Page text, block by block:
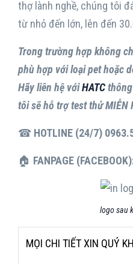
thợ lành nghề, chúng tôi
từ nhỏ đến lớn, lên đến
Trong trường hợp không
phù hợp với loại pet hoặc
Hãy liên hệ vớiHATC
tôi sẽ hỗ trợ test thử MIỄN
☎ HOTLINE (24/7)
🏠 FANPAGE
logo sau
MỌI CHI TIẾT XIN QUÝ